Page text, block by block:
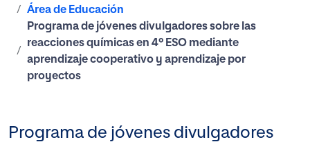
Área de Educación
Programa de jóvenes divulgadores sobre las
reacciones químicas en 4º ESO mediante
aprendizaje cooperativo y aprendizaje por
proyectos
Programa de jóvenes divulgadores